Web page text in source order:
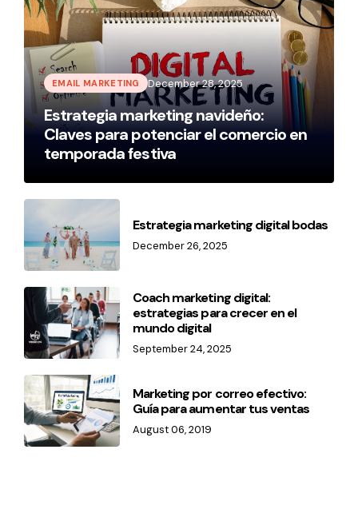
EMAIL MARKETING December 28, 2025
Estrategia marketing navideño:
Claves para potenciar el comercio en
temporada festiva
Estrategia marketing digital bodas
December 26, 2025
Coach marketing digital:
estrategias para crecer en el
mundo digital
September 24, 2025
Marketing por correo efectivo:
Guía para aumentar tus ventas
August 06, 2019